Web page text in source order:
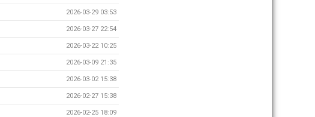
2026-03-29 03:53
2026-03-27 22:54
2026-03-22 10:25
2026-03-09 21:35
2026-03-02 15:38
2026-02-27 15:38
2026-02-25 18:09